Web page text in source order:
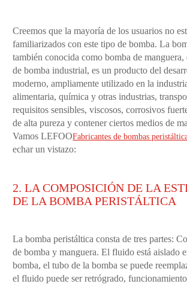
Creemos que la mayoría de los usuarios no
familiarizados con este tipo de bomba. La
también conocida como bomba de
de bomba industrial, es un producto del
moderno, ampliamente utilizado en la
alimentaria, química y otras industrias,
requisitos sensibles, viscosos, corrosivos
de alta pureza y contener ciertos medios de
Vamos LEFOOFabricantes de bombas
echar un vistazo:
2. LA COMPOSICIÓN DE LA
DE LA BOMBA PERISTÁLTICA
La bomba peristáltica consta de tres partes:
de bomba y manguera. El fluido está aislado
bomba, el tubo de la bomba se puede
el fluido puede ser retrógrado,